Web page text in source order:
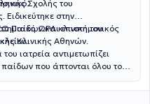
Σχολής του
Ειδικεύτηκε στην
ΩΡΛ κλινική του
Παίδων και επιστημονικός
Κλινικής Αθηνών.
ιατρεία αντιμετωπίζει
που άπτονται όλου του